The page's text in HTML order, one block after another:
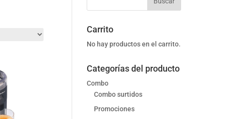
Carrito
No hay productos en el carrito.
Categorías del producto
Combo
Combo surtidos
Promociones